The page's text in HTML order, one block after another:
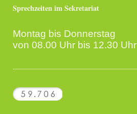
Sprechzeiten im Sekretariat
Montag bis Donnerstag
von 08.00 Uhr bis 12.30 Uhr